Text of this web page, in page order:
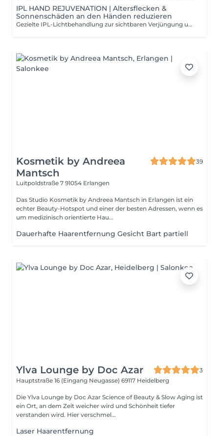
IPL HAND REJUVENATION | Altersflecken &
Sonnenschäden an den Händen reduzieren
Gezielte IPL-Lichtbehandlung zur sichtbaren Verjüngung und Aufhellung von Pigmentflecken auf dem Handrücken. Die Hände sind dauerhaft UV-Strahlung ausgesetzt und zeigen lichtbedingte Hautalterung häufig früher als das Gesicht. Pigmentflecken, Altersflecken und ungleichmäßiger Hautton lassen die Hände älter wirken, selbst wenn das Gesicht bereits gepflegt ist. Mit dem IPL-System Ariane von EFB arbeiten wir mit selektiver Lichtenergie, die gezielt von überschüssigem Melanin aufgenommen wird. Dadurch können störende Pigmentflecken schrittweise aufgehellt und das Hautbild sichtbar harmonisiert werden. Geeignet bei: * Altersflecken * Sonnenschäden * einzelnen Pigmentflecken * ungleichmäßigem Hautton * lichtbedingter Hautalterung der Hände Wirkung: * sichtbare Aufhellung von Pigmentflecken * gleichmäßigerer Hautton * frischere, gepflegtere Handoptik * unterstützende Kollagenaktivierung * jugendlicher wirkende Hände Für stabile Ergebnisse empfehlen wir 24 Sitzungen im Abstand von 34 Wochen. Nach der Behandlung kann es zu einer vorübergehenden Nachdunkelung der Pigmente kommen ein normaler Reaktionsprozess im Rahmen der Lichttherapie.
Kosmetik by Andreea
Mantsch
39
Luitpoldstraße 7 91054 Erlangen
Das Studio Kosmetik by Andreea Mantsch in Erlangen ist ein
echter Beauty-Hotspot und einer der besten Adressen, wenn es
um medizinisch orientierte Hau...
Dauerhafte Haarentfernung Gesicht Bart partiell
Ylva Lounge by Doc Azar
3
Hauptstraße 16 (Eingang Neugasse) 69117 Heidelberg
Die Ylva Lounge by Doc Azar Science of Beauty & Slow Aging ist
ein Ort, an dem Zeit weicher wird und Schönheit tiefer
verstanden wird. Hier verschmel...
Laser Haarentfernung